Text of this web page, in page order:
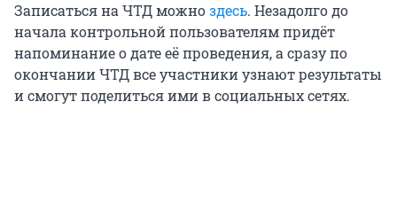
Записаться на ЧТД можноздесь. Незадолго до
начала контрольной пользователям придёт
напоминание о дате её проведения, а сразу по
окончании ЧТД все участники узнают результаты
и смогут поделиться ими в социальных сетях.